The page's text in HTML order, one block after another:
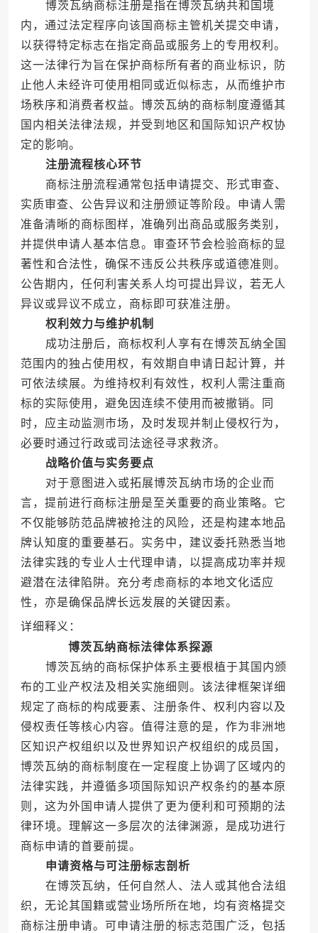
博茨瓦纳商标注册是指在博茨瓦纳共和国境
内，通过法定程序向该国商标主管机关提交申请，
以获得特定标志在指定商品或服务上的专用权利。
这一法律行为旨在保护商标所有者的商业标识，防
止他人未经许可使用相同或近似标志，从而维护市
场秩序和消费者权益。博茨瓦纳的商标制度遵循其
国内相关法律法规，并受到地区和国际知识产权协
定的影响。
注册流程核心环节
商标注册流程通常包括申请提交、形式审查、
实质审查、公告异议和注册颁证等阶段。申请人需
准备清晰的商标图样，准确列出商品或服务类别，
并提供申请人基本信息。审查环节会检验商标的显
著性和合法性，确保不违反公共秩序或道德准则。
公告期内，任何利害关系人均可提出异议，若无人
异议或异议不成立，商标即可获准注册。
权利效力与维护机制
成功注册后，商标权利人享有在博茨瓦纳全国
范围内的独占使用权，有效期自申请日起计算，并
可依法续展。为维持权利有效性，权利人需注重商
标的实际使用，避免因连续不使用而被撤销。同
时，应主动监测市场，及时发现并制止侵权行为，
必要时通过行政或司法途径寻求救济。
战略价值与实务要点
对于意图进入或拓展博茨瓦纳市场的企业而
言，提前进行商标注册是至关重要的商业策略。它
不仅能够防范品牌被抢注的风险，还是构建本地品
牌认知度的重要基石。实务中，建议委托熟悉当地
法律实践的专业人士代理申请，以提高成功率并规
避潜在法律陷阱。充分考虑商标的本地文化适应
性，亦是确保品牌长远发展的关键因素。
详细释义：
博茨瓦纳商标法律体系探源
博茨瓦纳的商标保护体系主要根植于其国内颁
布的工业产权法及相关实施细则。该法律框架详细
规定了商标的构成要素、注册条件、权利内容以及
侵权责任等核心内容。值得注意的是，作为非洲地
区知识产权组织以及世界知识产权组织的成员国，
博茨瓦纳的商标制度在一定程度上协调了区域内的
法律实践，并遵循多项国际知识产权条约的基本原
则，这为外国申请人提供了更为便利和可预期的法
律环境。理解这一多层次的法律渊源，是成功进行
商标申请的首要前提。
申请资格与可注册标志剖析
在博茨瓦纳，任何自然人、法人或其他合法组
织，无论其国籍或营业场所所在地，均有资格提交
商标注册申请。可申请注册的标志范围广泛，包括